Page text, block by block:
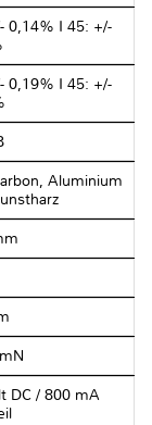
0,14% I 45: +/-
0,19% I 45: +/-
Aluminium
DC / 800 mA